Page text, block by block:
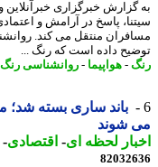
خبرگزاری خبرآنلاین و
پاسخ در آرامش و اعتمادی
منتقل می کند.
داده است که رنگ ...
-هواپیما -روانشناسی رنگ -
باند ساری بسته شد؛
شوند
لحظه ای- اقتصادی-10 ساعت پیش - پنجشنبه 15 مرداد 1405، 00:01